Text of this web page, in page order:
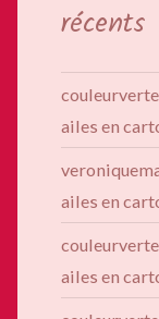
récents
ailes en
ailes en
ailes en